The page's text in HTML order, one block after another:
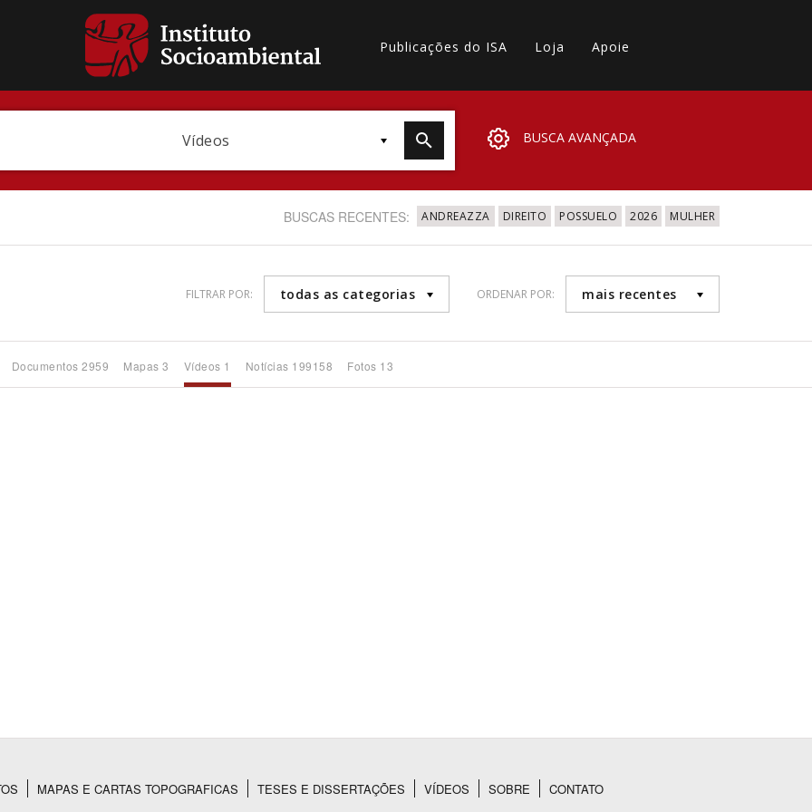
Publicações do ISA Loja Apoie
Vídeos BUSCA AVANÇADA
BUSCAS RECENTES: ANDREAZZA DIREITO POSSUELO 2026 MULHER
FILTRAR POR: todas as categorias ORDENAR POR: mais recentes
Documentos 2959 Mapas 3 Vídeos 1 Notícias 199158 Fotos 13
MAPAS E CARTAS TOPOGRAFICAS TESES E DISSERTAÇÕES VÍDEOS SOBRE CONTATO